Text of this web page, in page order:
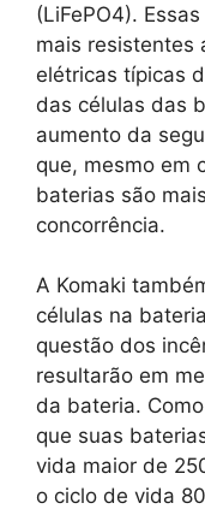
(LiFePO4).
mais resistentes
elétricas típicas
das células das
aumento da
que, mesmo em
baterias são
concorrência.
A Komaki
células na
questão dos
resultarão em
da bateria.
que suas
vida maior de
o ciclo de vida